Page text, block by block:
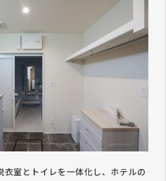
衣室とトイレを一体化し、ホテルの